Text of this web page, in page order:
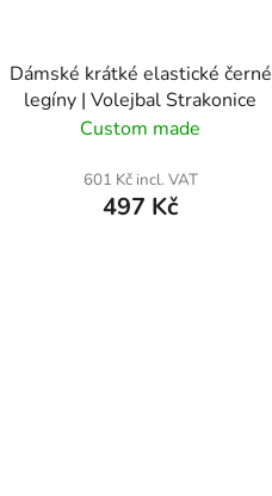
Dámské krátké elastické černé
legíny | Volejbal Strakonice
Custom made
601 Kč incl. VAT
497 Kč